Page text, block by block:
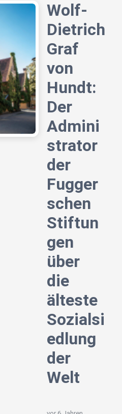
Wolf-
Dietrich
Graf
von
Hundt:
Der
Admini
strator
der
Fugger
schen
Stiftun
gen
über
die
älteste
Sozialsi
edlung
der
Welt